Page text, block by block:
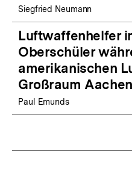
Siegfried Neumann
Luftwaffenhelfer
Oberschüler
amerikanischen
Großraum Aachen
Paul Emunds